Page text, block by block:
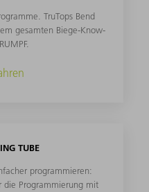
TruTops Bend
gesamten Biege-Know-
TUBE
programmieren:
die Programmierung mit